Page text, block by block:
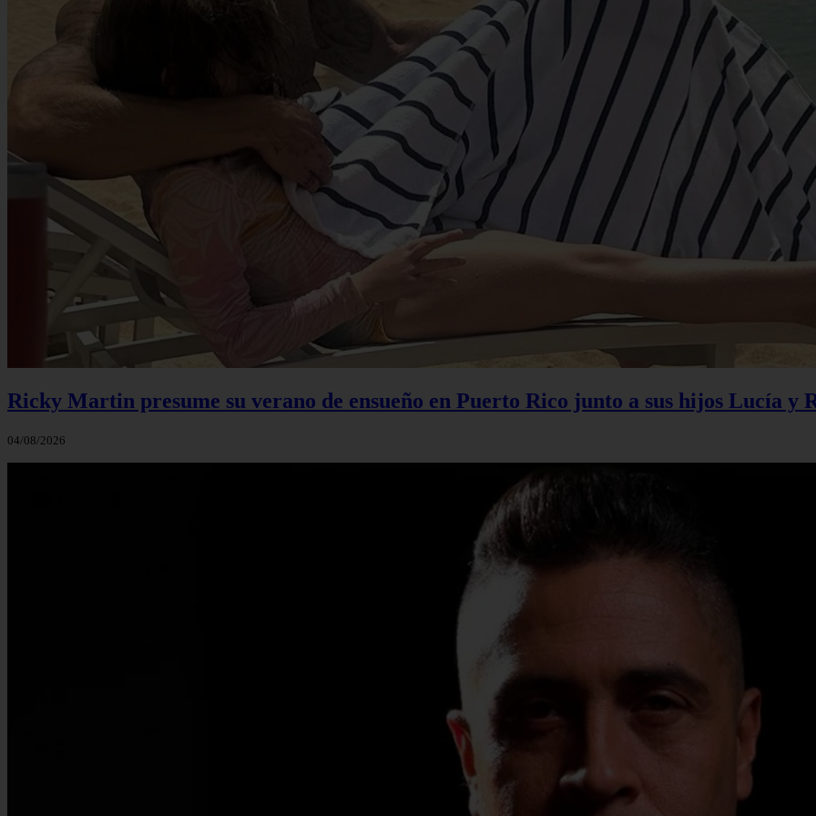
Ricky Martin presume su verano de ensueño en Puerto Rico junto a sus hijos Lucía y
04/08/2026